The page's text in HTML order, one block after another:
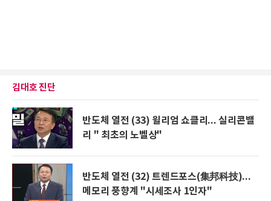
김대호 진단
반도체 열전 (33) 윌리엄 쇼클리... 실리콘밸
리 " 최초의 노벨상"
반도체 열전 (32) 트렌드포스(集邦科技)...
메모리 풍향계 "시세조사 1인자"